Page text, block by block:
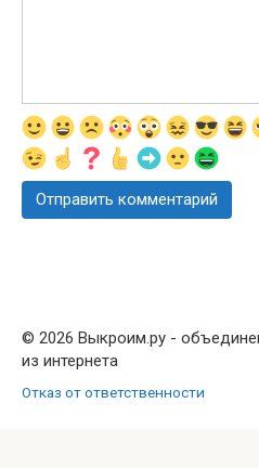
© 2026 Выкроим.ру -
из интернета
Отказ от ответственности